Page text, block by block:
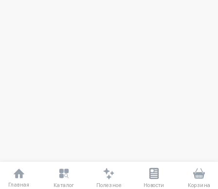
Главная Каталог Полезное Новости Корзина